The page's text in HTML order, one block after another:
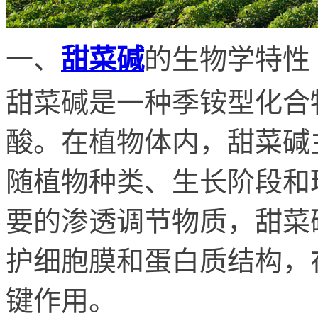
一、 甜菜碱的生物学特性
甜菜碱是一种季铵型化
酸。在植物体内，甜菜
随植物种类、生长阶段
要的渗透调节物质，甜
护细胞膜和蛋白质结构
键作用。